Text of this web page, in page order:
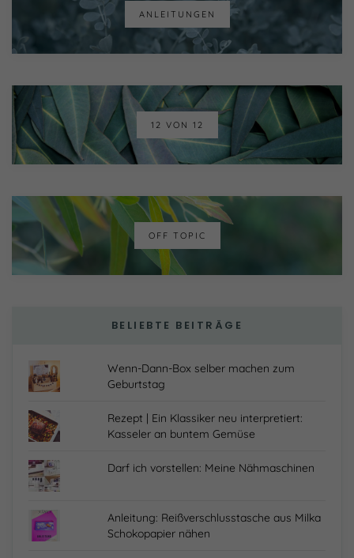
ANLEITUNGEN
12 VON 12
OFF TOPIC
BELIEBTE BEITRÄGE
Wenn-Dann-Box selber machen zum
Geburtstag
Rezept | Ein Klassiker neu interpretiert:
Kasseler an buntem Gemüse
Darf ich vorstellen: Meine Nähmaschinen
Anleitung: Reißverschlusstasche aus Milka
Schokopapier nähen